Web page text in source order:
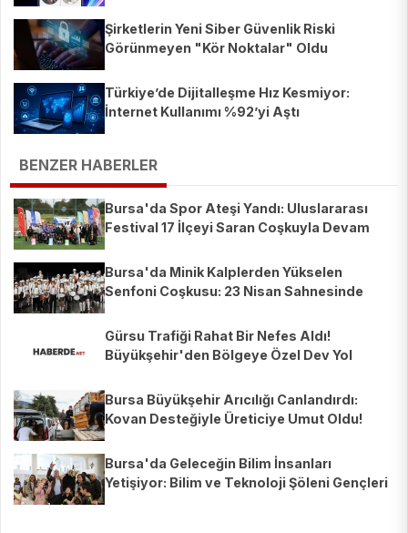
Şirketlerin Yeni Siber Güvenlik Riski
Görünmeyen "Kör Noktalar" Oldu
Türkiye’de Dijitalleşme Hız Kesmiyor:
İnternet Kullanımı %92’yi Aştı
BENZER HABERLER
Bursa'da Spor Ateşi Yandı: Uluslararası
Festival 17 İlçeyi Saran Coşkuyla Devam
Bursa'da Minik Kalplerden Yükselen
Senfoni Coşkusu: 23 Nisan Sahnesinde
Gürsu Trafiği Rahat Bir Nefes Aldı!
Büyükşehir'den Bölgeye Özel Dev Yol
Bursa Büyükşehir Arıcılığı Canlandırdı:
Kovan Desteğiyle Üreticiye Umut Oldu!
Bursa'da Geleceğin Bilim İnsanları
Yetişiyor: Bilim ve Teknoloji Şöleni Gençleri